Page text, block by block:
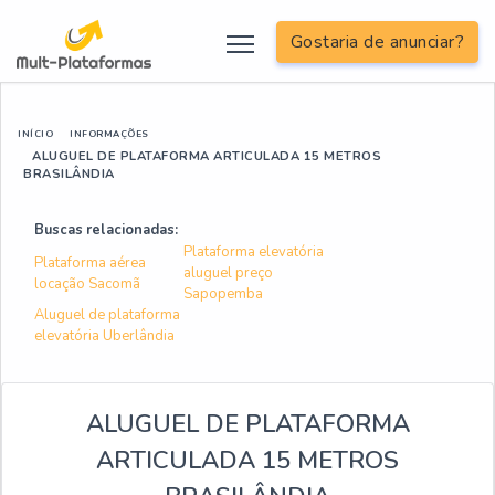
Gostaria de anunciar?
INÍCIO INFORMAÇÕES
ALUGUEL DE PLATAFORMA ARTICULADA 15 METROS
BRASILÂNDIA
Buscas relacionadas:
Plataforma aérea
locação Sacomã
Plataforma elevatória
aluguel preço
Sapopemba
Aluguel de plataforma
elevatória Uberlândia
ALUGUEL DE PLATAFORMA
ARTICULADA 15 METROS